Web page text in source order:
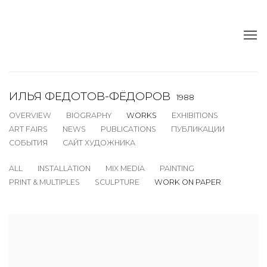
ИЛЬЯ ФЕДОТОВ-ФЁДОРОВ
1988
OVERVIEW
BIOGRAPHY WORKS
EXHIBITIONS
ART FAIRS
NEWS PUBLICATIONS
ПУБЛИКАЦИИ
СОБЫТИЯ
САЙТ ХУДОЖНИКА
ALL INSTALLATION MIX MEDIA
PAINTING
PRINT & MULTIPLES
SCULPTURE WORK ON PAPER